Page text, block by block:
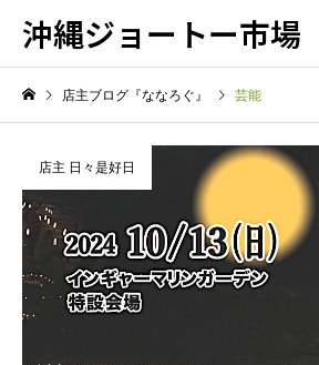
沖縄ジョートー市場
店主ブログ『ななろぐ』 芸能
店主 日々是好日